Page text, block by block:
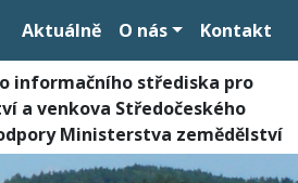
Aktuálně O nás Kontakt
informačního střediska pro
a venkova Středočeského
Ministerstva zemědělství